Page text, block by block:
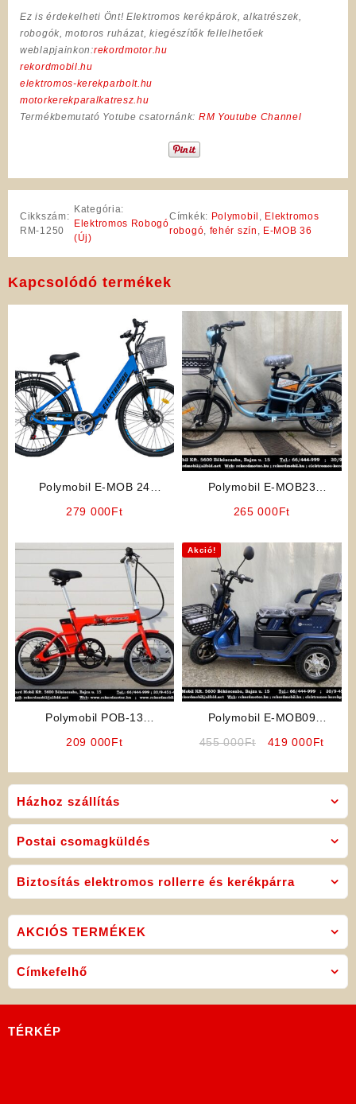
Házhoz szállítás
Postai csomagküldés
Biztosítás elektromos rollerre és kerékpárra
Ez is érdekelheti Önt! Elektromos kerékpárok, alkatrészek,
robogók, motoros ruházat, kiegészítők fellelhetőek
weblapjainkon:rekordmotor.hu
rekordmobil.hu
elektromos-kerekparbolt.hu
motorkerekparalkatresz.hu
Termékbemutató Yotube csatornánk: RM Youtube Channel
Cikkszám:
RM-1250
Kategória:
Elektromos Robogó
(Új)
Címkék: Polymobil
Elektromos
robogó fehér szín E-MOB 36
Kapcsolódó termékek
Polymobil E-MOB 24
279 000Ft
Polymobil E-MOB23
265 000Ft
Polymobil POB-13
209 000Ft
Akció!
Polymobil E-MOB09
455 000Ft
Original
was:
419 000Ft
is:
AKCIÓS TERMÉKEK
Címkefelhő
TÉRKÉP